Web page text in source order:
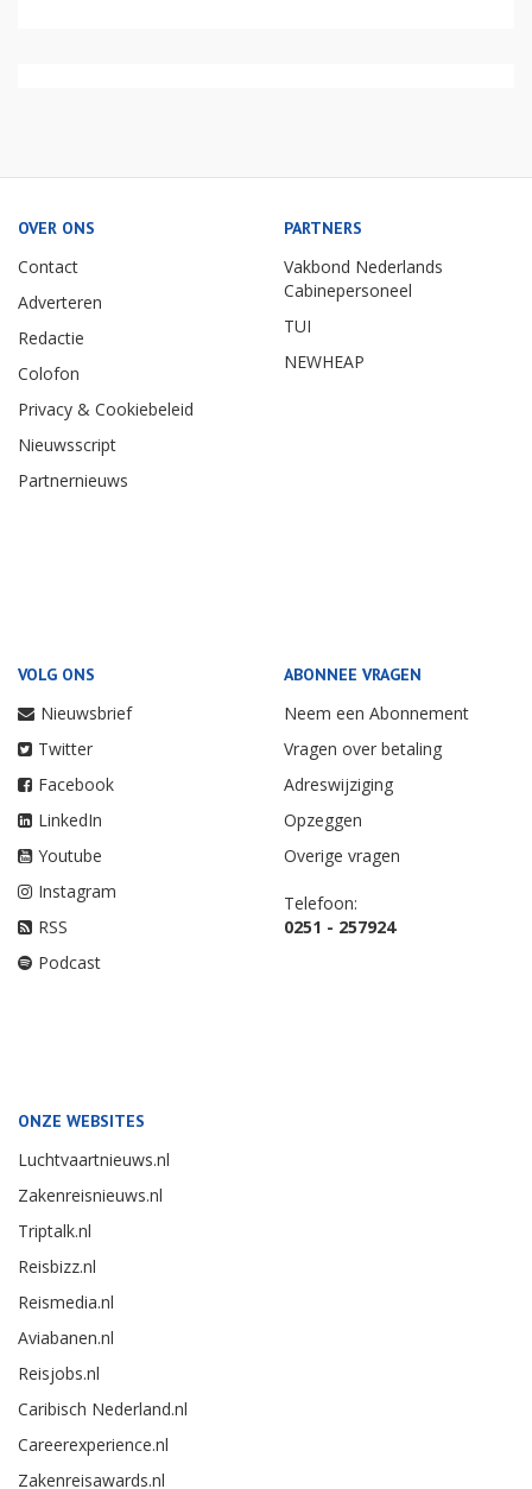
OVER ONS
Contact
Adverteren
Redactie
Colofon
Privacy & Cookiebeleid
Nieuwsscript
Partnernieuws
PARTNERS
Vakbond Nederlands
Cabinepersoneel
TUI
NEWHEAP
VOLG ONS
Nieuwsbrief
Twitter
Facebook
LinkedIn
Youtube
Instagram
RSS
Podcast
ABONNEE VRAGEN
Neem een Abonnement
Vragen over betaling
Adreswijziging
Opzeggen
Overige vragen
Telefoon:
0251 - 257924
ONZE WEBSITES
Luchtvaartnieuws.nl
Zakenreisnieuws.nl
Triptalk.nl
Reisbizz.nl
Reismedia.nl
Aviabanen.nl
Reisjobs.nl
Caribisch Nederland.nl
Careerexperience.nl
Zakenreisawards.nl